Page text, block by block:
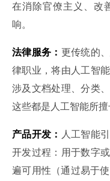
在消除官僚主义、改
响。
法律服务： 更传统的
律职业，将由人工智
涉及文档处理、分类
这些都是人工智能所擅
产品开发：
人工智能
开发过程：用于数字
遍可用性（通过易于